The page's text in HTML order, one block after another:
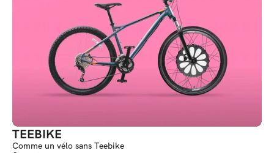
TEEBIKE
Comme un vélo sans Teebike